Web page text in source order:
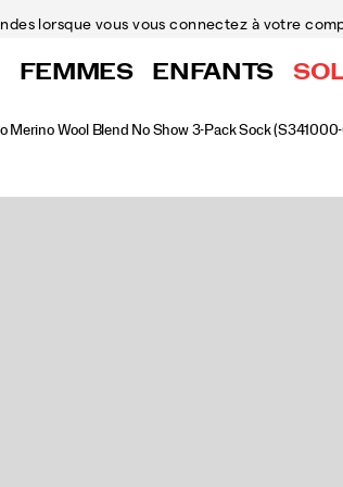
lorsque vous vous connectez à votre
FEMMES ENFANTS
Merino Wool Blend No Show 3-Pack Sock